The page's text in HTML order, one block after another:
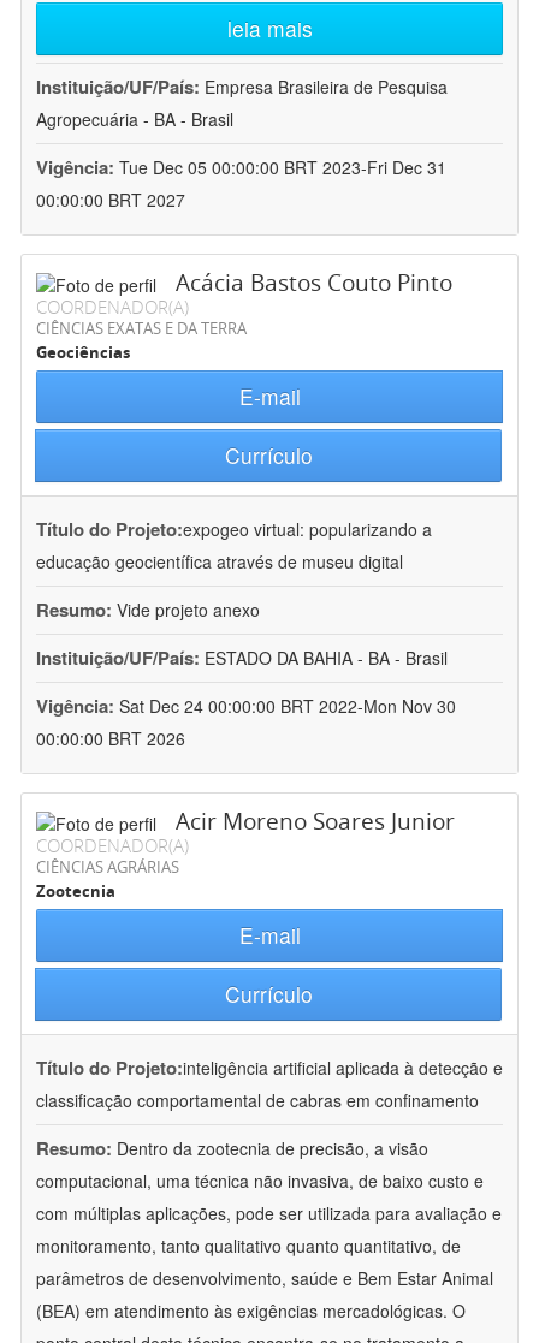
leia mais
Instituição/UF/País: Empresa Brasileira de Pesquisa
Agropecuária - BA - Brasil
Vigência: Tue Dec 05 00:00:00 BRT 2023-Fri Dec 31
00:00:00 BRT 2027
Acácia Bastos Couto Pinto
COORDENADOR(A)
CIÊNCIAS EXATAS E DA TERRA
Geociências
E-mail
Currículo
Título do Projeto:expogeo virtual: popularizando a
educação geocientífica através de museu digital
Resumo: Vide projeto anexo
Instituição/UF/País: ESTADO DA BAHIA - BA - Brasil
Vigência: Sat Dec 24 00:00:00 BRT 2022-Mon Nov 30
00:00:00 BRT 2026
Acir Moreno Soares Junior
COORDENADOR(A)
CIÊNCIAS AGRÁRIAS
Zootecnia
E-mail
Currículo
Título do Projeto:inteligência artificial aplicada à detecção e
classificação comportamental de cabras em confinamento
Resumo: Dentro da zootecnia de precisão, a visão
computacional, uma técnica não invasiva, de baixo custo e
com múltiplas aplicações, pode ser utilizada para avaliação e
monitoramento, tanto qualitativo quanto quantitativo, de
parâmetros de desenvolvimento, saúde e Bem Estar Animal
(BEA) em atendimento às exigências mercadológicas. O